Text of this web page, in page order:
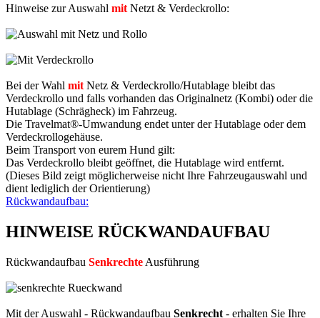
Hinweise zur Auswahl mit Netzt & Verdeckrollo:
Bei der Wahl mit Netz & Verdeckrollo/Hutablage bleibt das
Verdeckrollo und falls vorhanden das Originalnetz (Kombi) oder die
Hutablage (Schrägheck) im Fahrzeug.
Die Travelmat®-Umwandung endet unter der Hutablage oder dem
Verdeckrollogehäuse.
Beim Transport von eurem Hund gilt:
Das Verdeckrollo bleibt geöffnet, die Hutablage wird entfernt.
(Dieses Bild zeigt möglicherweise nicht Ihre Fahrzeugauswahl und
dient lediglich der Orientierung)
Rückwandaufbau:
HINWEISE RÜCKWANDAUFBAU
Rückwandaufbau Senkrechte Ausführung
Mit der Auswahl - Rückwandaufbau Senkrecht - erhalten Sie Ihre